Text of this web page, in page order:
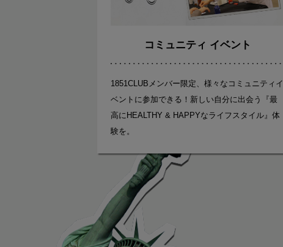
コミュニティ イベント
1851CLUBメンバー限定、様々なコミュニティイ
ベントに参加できる！新しい自分に出会う『最
高にHEALTHY & HAPPYなライフスタイル』体
験を。